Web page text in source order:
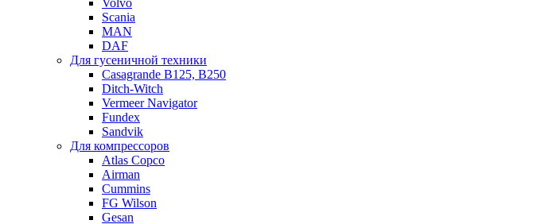
Scania
MAN
DAF
Для гусеничной техники
Casagrande B125, B250
Ditch-Witch
Vermeer Navigator
Fundex
Sandvik
Для компрессоров
Atlas Copco
Airman
Cummins
FG Wilson
Gesan